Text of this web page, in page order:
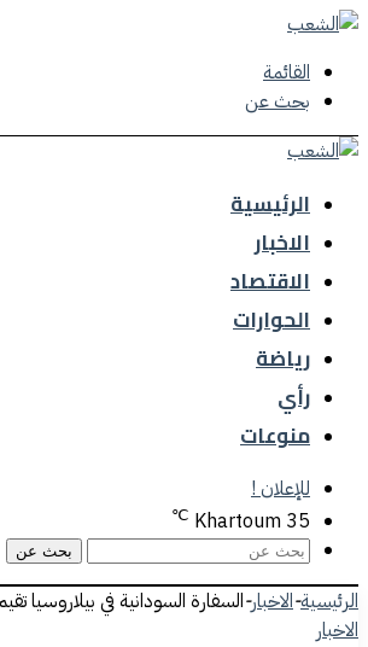
القائمة
بحث عن
الرئيسية
الاخبار
الاقتصاد
الحوارات
رياضة
رأي
منوعات
للإعلان !
Khartoum 35
℃
بحث عن
الرئيسية-الاخبار-السفارة السودانية في بيلاروسيا
الاخبار